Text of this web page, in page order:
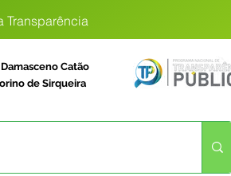
Transparência
Catão
de Sirqueira